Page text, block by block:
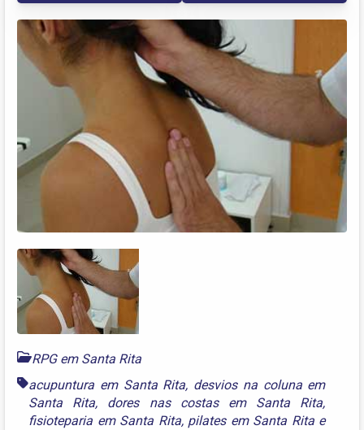
RPG em Santa Rita
acupuntura em Santa Rita, desvios na coluna em
Santa Rita, dores nas costas em Santa Rita,
fisioteparia em Santa Rita, pilates em Santa Ritae